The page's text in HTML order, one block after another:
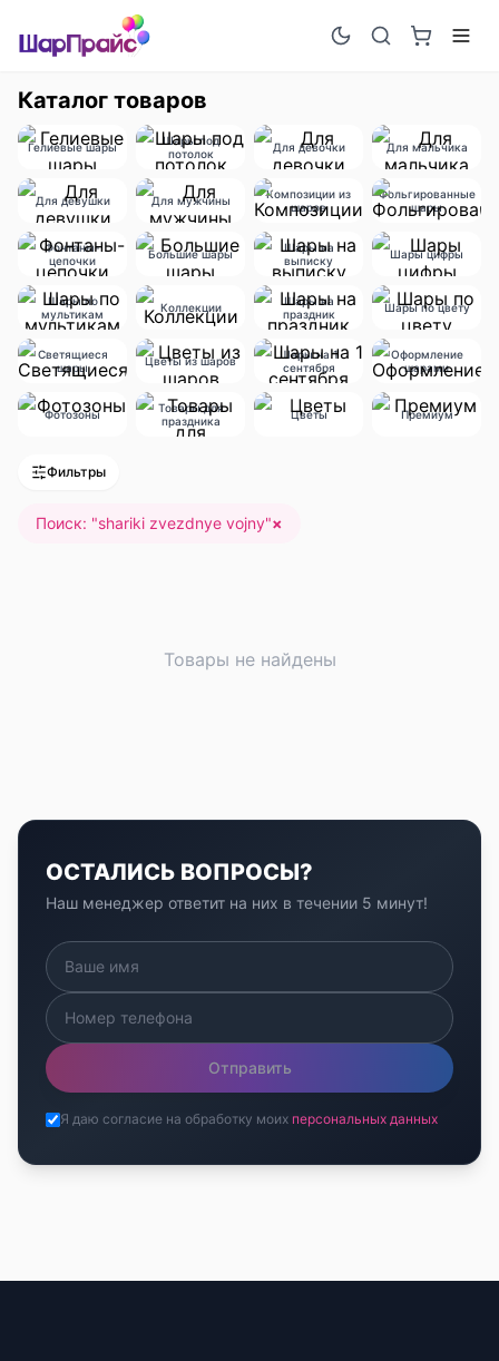
Каталог товаров
Гелиевые шары
Шары под
потолок
Для девочки Для мальчика
Для девушки Для мужчины
Композиции из
шаров
Фольгированные
шары
Фонтаны-
цепочки
Большие шары
Шары на
выписку
Шары цифры
Шары по
мультикам
Коллекции
Шары на
праздник
Шары по цвету
Светящиеся
шары
Цветы из шаров
Шары на 1
сентября
Оформление
шарами
Фотозоны
Товары для
праздника
Цветы Премиум
Фильтры
Поиск: "shariki zvezdnye vojny"×
Товары не найдены
ОСТАЛИСЬ ВОПРОСЫ?
Наш менеджер ответит на них в течении 5 минут!
Отправить
Я даю согласие на обработку моих персональных данных